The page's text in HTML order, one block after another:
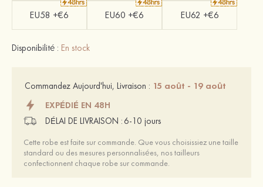
EU58 +€6 EU60 +€6 EU62 +€6
Disponibilité : En stock
Commandez Aujourd'hui, Livraison : 15 août - 19 août
EXPÉDIÉ EN 48H
DÉLAI DE LIVRAISON : 6-10 jours
Cette robe est faite sur commande. Que vous choisissiez une taille
standard ou des mesures personnalisées, nos tailleurs
confectionnent chaque robe sur commande.